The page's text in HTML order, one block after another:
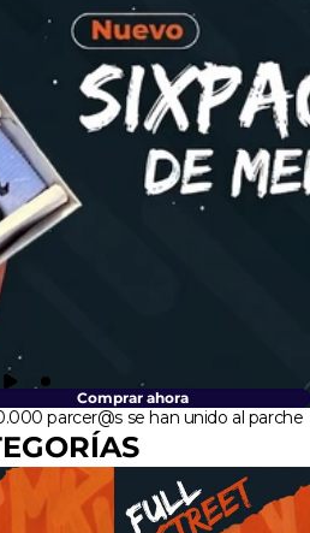
Comprar ahora
parcer@s se han unido al parche
Full Street